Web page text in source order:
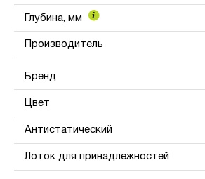
Глубина, мм
Производитель
Бренд
Цвет
Антистатический
Лоток для принадлежностей